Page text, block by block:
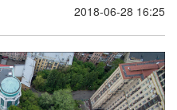
2018-06-28 16:25